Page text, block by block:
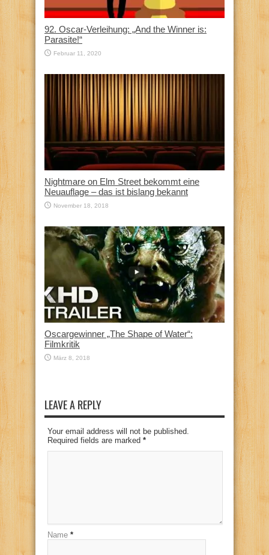
92. Oscar-Verleihung: „And the Winner is:
Parasite!“
Februar 11, 2020
Nightmare on Elm Street bekommt eine
Neuauflage – das ist bislang bekannt
November 18, 2018
Oscargewinner „The Shape of Water“:
Filmkritik
März 8, 2018
LEAVE A REPLY
Your email address will not be published.
Required fields are marked *
Name *